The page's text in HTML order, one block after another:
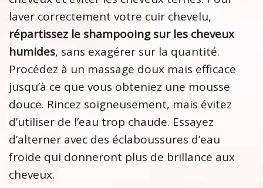
laver correctement votre cuir chevelu,
répartissez le shampooing sur les cheveux
humides, sans exagérer sur la quantité.
Procédez à un massage doux mais efficace
jusqu’à ce que vous obteniez une mousse
douce. Rincez soigneusement, mais évitez
d’utiliser de l’eau trop chaude. Essayez
d’alterner avec des éclaboussures d’eau
froide qui donneront plus de brillance aux
cheveux.